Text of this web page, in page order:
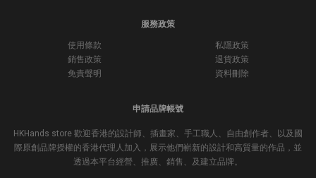
服務政策
使用條款
私隱政策
銷售政策
退貨政策
免責聲明
資料刪除
申請品牌帳號
HKHands store 歡迎香港的設計師、插畫家、手工職人、自由創作者、以及國
際原創品牌授權的香港代理人加入，展示他們嶄新的設計和高質量的作品，並
透過本平台經營、推廣、銷售、及建立品牌。